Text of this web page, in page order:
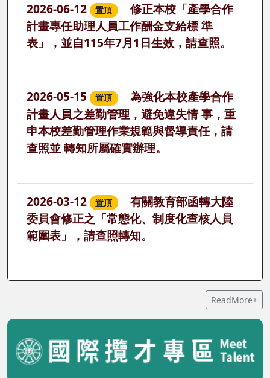
2026-06-12 置頂
修正本校「產學合作
計畫專任助理人員工作酬金支給標 準
表」，並自115年7月1日生效，請查照。
2026-05-15 置頂
為強化本校產學合作
計畫人員之差勤管理，避免違失情 事，重
申本校差勤管理作業規範與督導責任，請
查照並 轉知所屬確實辦理。
2026-03-12 置頂
有關教育部函轉大陸
委員會修正之「常態化、制度化查核人員
範圍表」，請查照轉知。